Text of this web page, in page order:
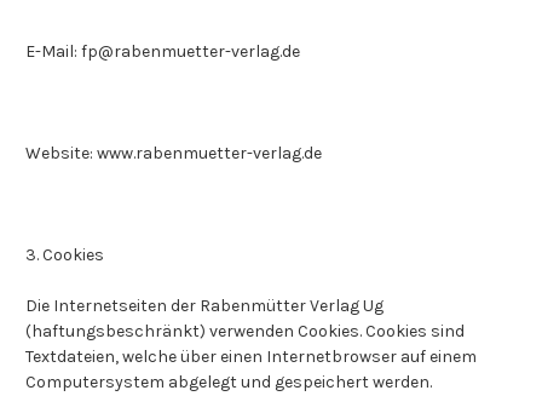
E-Mail: fp@rabenmuetter-verlag.de
Website: www.rabenmuetter-verlag.de
3. Cookies
Die Internetseiten der Rabenmütter Verlag Ug
(haftungsbeschränkt) verwenden Cookies. Cookies sind
Textdateien, welche über einen Internetbrowser auf einem
Computersystem abgelegt und gespeichert werden.